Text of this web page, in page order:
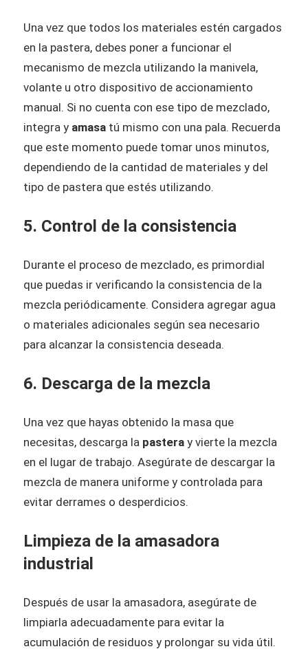
Una vez que todos los materiales estén cargados
en la pastera, debes poner a funcionar el
mecanismo de mezcla utilizando la manivela,
volante u otro dispositivo de accionamiento
manual. Si no cuenta con ese tipo de mezclado,
integra y amasa tú mismo con una pala. Recuerda
que este momento puede tomar unos minutos,
dependiendo de la cantidad de materiales y del
tipo de pastera que estés utilizando.
5. Control de la consistencia
Durante el proceso de mezclado, es primordial
que puedas ir verificando la consistencia de la
mezcla periódicamente. Considera agregar agua
o materiales adicionales según sea necesario
para alcanzar la consistencia deseada.
6. Descarga de la mezcla
Una vez que hayas obtenido la masa que
necesitas, descarga la pastera y vierte la mezcla
en el lugar de trabajo. Asegúrate de descargar la
mezcla de manera uniforme y controlada para
evitar derrames o desperdicios.
Limpieza de la amasadora
industrial
Después de usar la amasadora, asegúrate de
limpiarla adecuadamente para evitar la
acumulación de residuos y prolongar su vida útil.